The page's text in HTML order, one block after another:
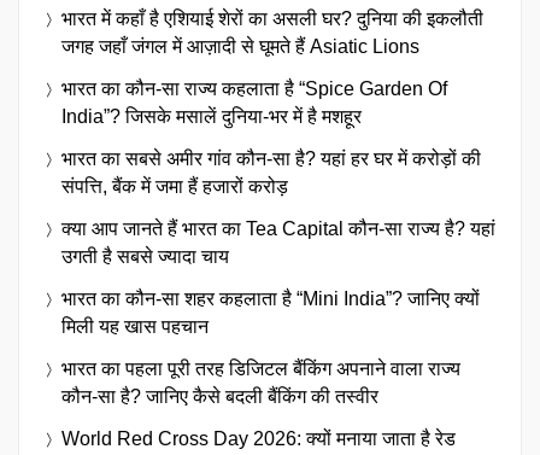
भारत में कहाँ है एशियाई शेरों का असली घर? दुनिया की इकलौती
जगह जहाँ जंगल में आज़ादी से घूमते हैं Asiatic Lions
भारत का कौन-सा राज्य कहलाता है “Spice Garden Of
India”? जिसके मसालें दुनिया-भर में है मशहूर
भारत का सबसे अमीर गांव कौन-सा है? यहां हर घर में करोड़ों की
संपत्ति, बैंक में जमा हैं हजारों करोड़
क्या आप जानते हैं भारत का Tea Capital कौन-सा राज्य है? यहां
उगती है सबसे ज्यादा चाय
भारत का कौन-सा शहर कहलाता है “Mini India”? जानिए क्यों
मिली यह खास पहचान
भारत का पहला पूरी तरह डिजिटल बैंकिंग अपनाने वाला राज्य
कौन-सा है? जानिए कैसे बदली बैंकिंग की तस्वीर
World Red Cross Day 2026: क्यों मनाया जाता है रेड